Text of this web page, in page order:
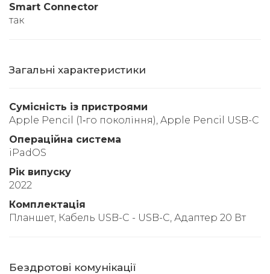
Smart Connector
так
Загальні характеристики
Сумісність із пристроями
Apple Pencil (1‑го покоління), Apple Pencil USB-C
Операційна система
iPadOS
Рік випуску
2022
Комплектація
Планшет, Кабель USB-C - USB-C, Адаптер 20 Вт
Бездротові комунікації